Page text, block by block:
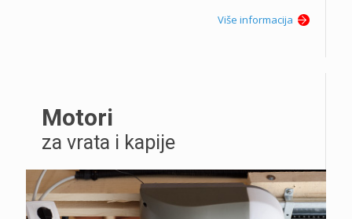
Više informacija
Motori
za vrata i kapije